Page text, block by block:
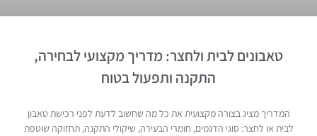
טאבונים לבית ולחצר: מדריך מקצועי לבחירה,
התקנה ותפעול בטוח
המדריך מציג בצורה מקצועית את כל מה שחשוב לדעת לפני רכישת טאבון
לבית או לחצר: סוגי הדגמים, חומרי הבעירה, שיקולי התקנה, תחזוקה שוטפת